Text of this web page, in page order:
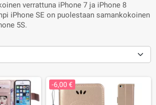
verrattuna iPhone 7 ja iPhone 8
iPhone SE on puolestaan samankokoinen
5S.
-6,00 €